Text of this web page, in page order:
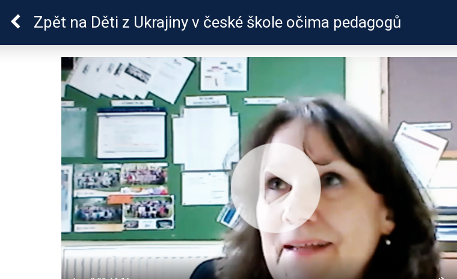
Škola dobrých vztahů ZKUŠENOSTI
Zpět na Děti z Ukrajiny v české škole očima pedagogů